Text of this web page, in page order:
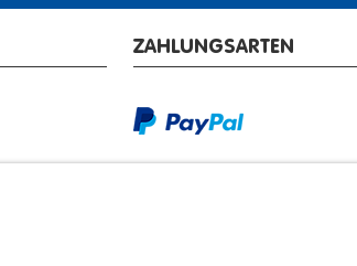
ZAHLUNGSARTEN